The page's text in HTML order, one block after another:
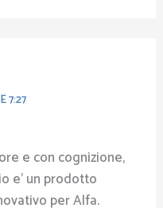
7:27
e con cognizione,
e’ un prodotto
per Alfa.